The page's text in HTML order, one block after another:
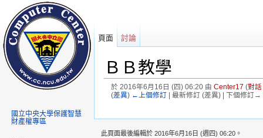
ＢＢ教學
於 2016年6月16日 (四) 06:20 由 Center17 (對話
(差異) ←上個修訂| 最新修訂 (差異) | 下個修訂→
頁面 討論
國立中央大學保護智慧
財產權專區
此頁面最後編輯於 2016年6月16日 (週四) 06:20。